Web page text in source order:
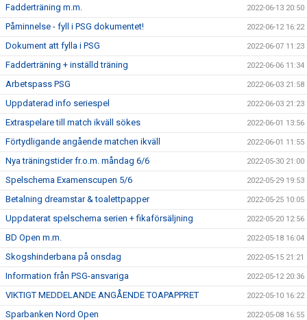
Fadderträning m.m. 2022-06-13 20:50
Påminnelse - fyll i PSG dokumentet! 2022-06-12 16:22
Dokument att fylla i PSG 2022-06-07 11:23
Fadderträning + inställd träning 2022-06-06 11:34
Arbetspass PSG 2022-06-03 21:58
Uppdaterad info seriespel 2022-06-03 21:23
Extraspelare till match ikväll sökes 2022-06-01 13:56
Förtydligande angående matchen ikväll 2022-06-01 11:55
Nya träningstider fr.o.m. måndag 6/6 2022-05-30 21:00
Spelschema Examenscupen 5/6 2022-05-29 19:53
Betalning dreamstar & toalettpapper 2022-05-25 10:05
Uppdaterat spelschema serien + fikaförsäljning 2022-05-20 12:56
BD Open m.m. 2022-05-18 16:04
Skogshinderbana på onsdag 2022-05-15 21:21
Information från PSG-ansvariga 2022-05-12 20:36
VIKTIGT MEDDELANDE ANGÅENDE TOAPAPPRET 2022-05-10 16:22
Sparbanken Nord Open 2022-05-08 16:55